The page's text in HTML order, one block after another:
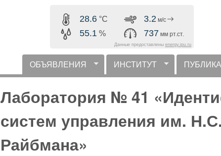
содержанию
28.6 °C
55.1 %
3.2 м/с
737 мм рт.ст.
Данные предоставлены energy.ipu.ru
горизонтальное меню
ОБЪЯВЛЕНИЯ ИНСТИТУТ
Лаборатория № 41
систем управления им. Н.С.
Райбмана»